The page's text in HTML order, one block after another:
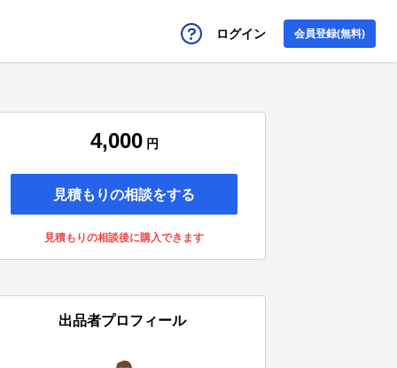
ログイン 会員登録(無料)
4,000 円
見積もりの相談をする
見積もりの相談後に購入できます
出品者プロフィール